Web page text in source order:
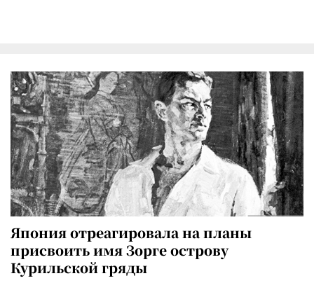
Япония отреагировала на планы
присвоить имя Зорге острову
Курильской гряды